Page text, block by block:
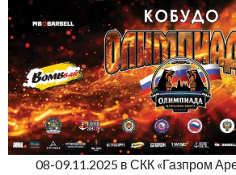
08-09.11.2025 в СКК «Газпром